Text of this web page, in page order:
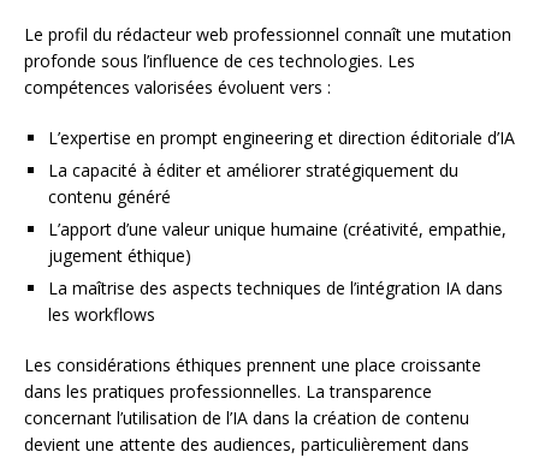
Le profil du rédacteur web professionnel connaît une mutation
profonde sous l’influence de ces technologies. Les
compétences valorisées évoluent vers :
L’expertise en prompt engineering et direction éditoriale d’IA
La capacité à éditer et améliorer stratégiquement du
contenu généré
L’apport d’une valeur unique humaine (créativité, empathie,
jugement éthique)
La maîtrise des aspects techniques de l’intégration IA dans
les workflows
Les considérations éthiques prennent une place croissante
dans les pratiques professionnelles. La transparence
concernant l’utilisation de l’IA dans la création de contenu
devient une attente des audiences, particulièrement dans